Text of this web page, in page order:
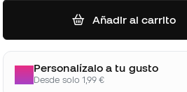
Añadir al carrito
Personalízalo a tu gusto
Desde solo 1,99 €